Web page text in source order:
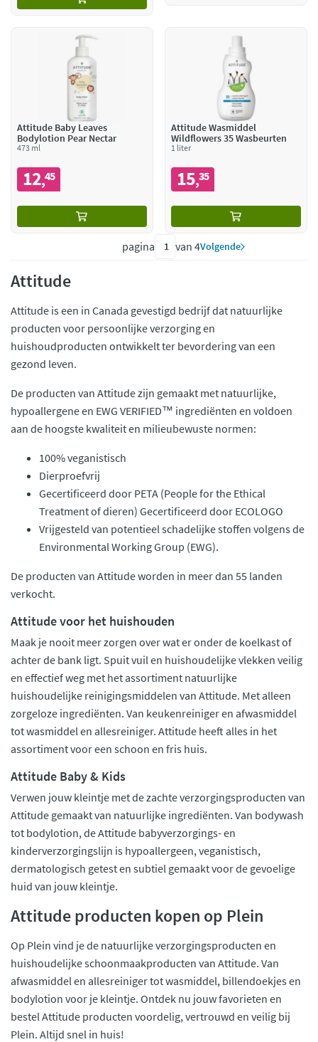
Attitude Baby Leaves
Bodylotion Pear Nectar
473 ml
12,45
Attitude Wasmiddel
Wildflowers 35 Wasbeurten
1 liter
15,35
pagina van 4Volgende
Attitude
Attitude is een in Canada gevestigd bedrijf dat natuurlijke
producten voor persoonlijke verzorging en
huishoudproducten ontwikkelt ter bevordering van een
gezond leven.
De producten van Attitude zijn gemaakt met natuurlijke,
hypoallergene en EWG VERIFIED™ ingrediënten en voldoen
aan de hoogste kwaliteit en milieubewuste normen:
100% veganistisch
Dierproefvrij
Gecertificeerd door PETA (People for the Ethical
Treatment of dieren) Gecertificeerd door ECOLOGO
Vrijgesteld van potentieel schadelijke stoffen volgens de
Environmental Working Group (EWG).
De producten van Attitude worden in meer dan 55 landen
verkocht.
Attitude voor het huishouden
Maak je nooit meer zorgen over wat er onder de koelkast of
achter de bank ligt. Spuit vuil en huishoudelijke vlekken veilig
en effectief weg met het assortiment natuurlijke
huishoudelijke reinigingsmiddelen van Attitude. Met alleen
zorgeloze ingrediënten. Van keukenreiniger en afwasmiddel
tot wasmiddel en allesreiniger. Attitude heeft alles in het
assortiment voor een schoon en fris huis.
Attitude Baby & Kids
Verwen jouw kleintje met de zachte verzorgingsproducten van
Attitude gemaakt van natuurlijke ingrediënten. Van bodywash
tot bodylotion, de Attitude babyverzorgings- en
kinderverzorgingslijn is hypoallergeen, veganistisch,
dermatologisch getest en subtiel gemaakt voor de gevoelige
huid van jouw kleintje.
Attitude producten kopen op Plein
Op Plein vind je de natuurlijke verzorgingsproducten en
huishoudelijke schoonmaakproducten van Attitude. Van
afwasmiddel en allesreiniger tot wasmiddel, billendoekjes en
bodylotion voor je kleintje. Ontdek nu jouw favorieten en
bestel Attitude producten voordelig, vertrouwd en veilig bij
Plein. Altijd snel in huis!